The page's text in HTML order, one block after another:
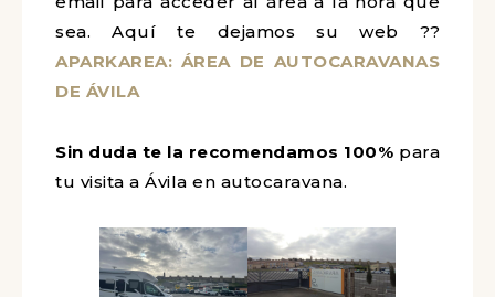
sea. Aquí te dejamos su web ??
APARKAREA: ÁREA DE AUTOCARAVANAS
DE ÁVILA
Sin duda te la recomendamos 100% para
tu visita a Ávila en autocaravana.